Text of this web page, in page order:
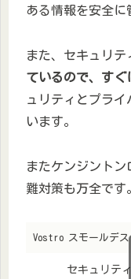
ある情報を安全に
また、セキュリテ
ているので、すぐ
ュリティとプラ
います。
またケンジント
難対策も万全です
Vostro スモールデス
セキュリテ